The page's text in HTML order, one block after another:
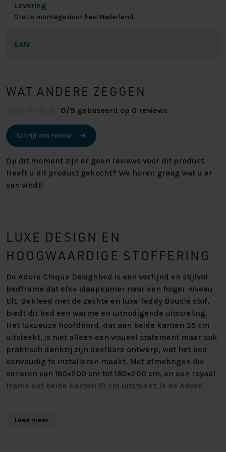
Levering
Gratis montage door heel Nederland
EAN
WAT ANDERE ZEGGEN
0/5 gebaseerd op 0 reviews
Schrijf een review
Op dit moment zijn er geen reviews voor dit product.
Heeft u dit product gekocht? We horen graag wat u er
van vindt!
LUXE DESIGN EN
HOOGWAARDIGE STOFFERING
De Adore Chique Designbed is een verfijnd en stijlvol
bedframe dat elke slaapkamer naar een hoger niveau
tilt. Bekleed met de zachte en luxe Teddy Bouclé stof,
biedt dit bed een warme en uitnodigende uitstraling.
Het luxueuze hoofdbord, dat aan beide kanten 35 cm
uitsteekt, is niet alleen een visueel statement maar ook
praktisch dankzij zijn deelbare ontwerp, wat het bed
eenvoudig te installeren maakt. Met afmetingen die
variëren van 160×200 cm tot 180×200 cm, en een royaal
frame dat beide kanten 10 cm uitsteekt, is de Adore
Lees meer